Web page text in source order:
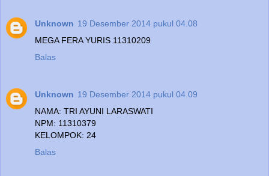
Unknown 19 Desember 2014 pukul 04.08
MEGA FERA YURIS 11310209
Balas
Unknown 19 Desember 2014 pukul 04.09
NAMA: TRI AYUNI LARASWATI
NPM: 11310379
KELOMPOK: 24
Balas